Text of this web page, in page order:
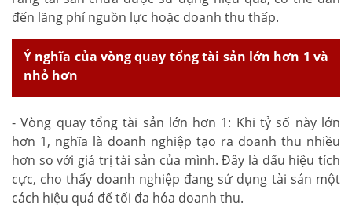
đến lãng phí nguồn lực hoặc doanh thu thấp.
Ý nghĩa của vòng quay tổng tài sản lớn hơn 1 và
nhỏ hơn
- Vòng quay tổng tài sản lớn hơn 1: Khi tỷ số này lớn
hơn 1, nghĩa là doanh nghiệp tạo ra doanh thu nhiều
hơn so với giá trị tài sản của mình. Đây là dấu hiệu tích
cực, cho thấy doanh nghiệp đang sử dụng tài sản một
cách hiệu quả để tối đa hóa doanh thu.